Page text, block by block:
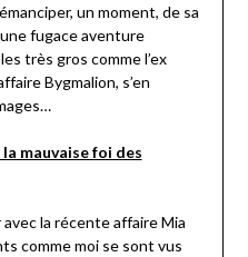
un moment, de sa
fugace aventure
très gros comme l’ex
Bygmalion, s’en
mauvaise foi des
la récente affaire Mia
comme moi se sont vus